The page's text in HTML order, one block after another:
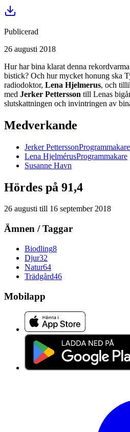
Publicerad
26 augusti 2018
Hur har bina klarat denna
bistick? Och hur mycket honung ska
radiodoktor, Lena Hjelmerus, och
med Jerker Pettersson till Lenas
slutskattningen och invintringen av
Medverkande
Jerker PetterssonProgrammakare
Lena HjelmérusProgrammakare
Susanne Havn
Hördes på 91,4
26 augusti till 16 september 2018
Ämnen / Taggar
Biodling8
Djur32
Natur64
Trädgård46
Mobilapp